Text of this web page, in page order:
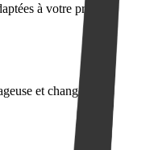
à votre profil.
et changez de